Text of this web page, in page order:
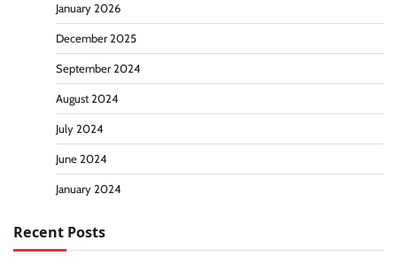
January 2026
December 2025
September 2024
August 2024
July 2024
June 2024
January 2024
Recent Posts